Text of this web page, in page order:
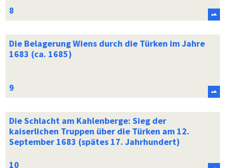
Die Belagerung Wiens durch die Türken im Jahre
1683 (ca. 1685)
Die Schlacht am Kahlenberge: Sieg der
kaiserlichen Truppen über die Türken am 12.
September 1683 (spätes 17. Jahrhundert)